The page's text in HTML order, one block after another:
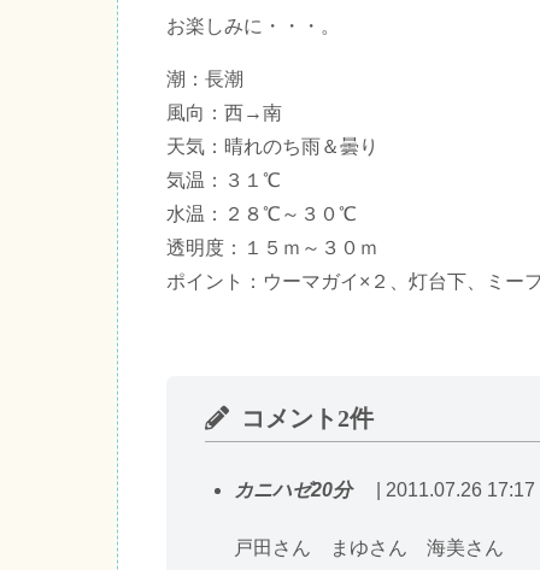
お楽しみに・・・。
潮：長潮
風向：西→南
天気：晴れのち雨＆曇り
気温：３１℃
水温：２８℃～３０℃
透明度：１５ｍ～３０ｍ
ポイント：ウーマガイ×２、灯台下、ミー
コメント2件
カニハゼ20分 | 2011.07.26 17:17
戸田さん まゆさん 海美さん